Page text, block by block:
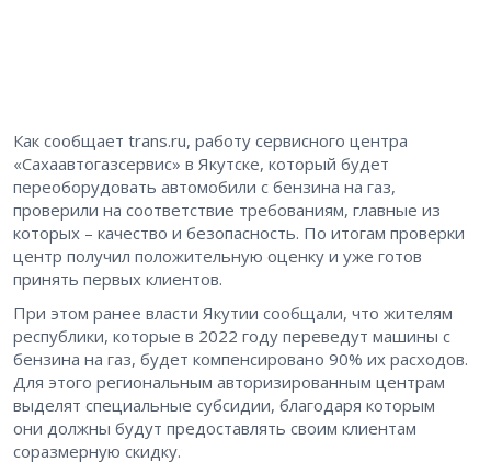
Как сообщает trans.ru, работу сервисного центра
«Сахаавтогазсервис» в Якутске, который будет
переоборудовать автомобили с бензина на газ,
проверили на соответствие требованиям, главные из
которых – качество и безопасность. По итогам проверки
центр получил положительную оценку и уже готов
принять первых клиентов.
При этом ранее власти Якутии сообщали, что жителям
республики, которые в 2022 году переведут машины с
бензина на газ, будет компенсировано 90% их расходов.
Для этого региональным авторизированным центрам
выделят специальные субсидии, благодаря которым
они должны будут предоставлять своим клиентам
соразмерную скидку.